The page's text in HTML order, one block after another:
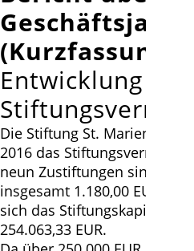
Geschäftsjahr
(Kurzfassung)
Entwicklung des
Die Stiftung St. Marien
2016 das
neun Zustiftungen sind dem
insgesamt 1.180,00 EUR
sich das Stiftungskapital zum
254.063,33 EUR.